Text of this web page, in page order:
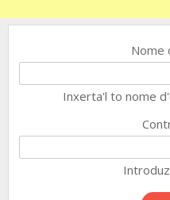
Nome
Inxerta'l to nome